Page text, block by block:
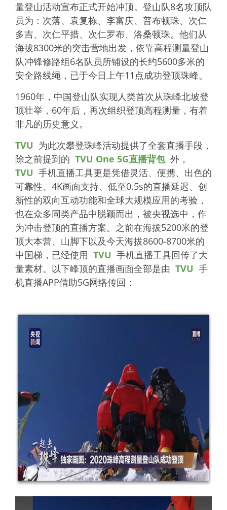
量登山活动宣布正式开始冲顶。登山队8名攻顶队
员为：次落、袁复栋、李富庆、普布顿珠、次仁
多吉、次仁平措、次仁罗布、洛桑顿珠。他们从
海拔8300米的突击营地出发，依靠高程测量登山
队冲锋修路组6名队员所铺设的长约5600多米的
安全路线绳，已于今日上午11点成功登顶珠峰。
1960年，中国登山队实现人类首次从珠峰北坡登
顶壮举，60年后，再次组织登顶高程测量，有着
非凡的历史意义。
TVU 为此次攀登珠峰活动提供了全套直播手段，
除之前提到的 TVU One 5G直播背包外，
TVU 手机直播工具更是凭借灵活、便携、出色的
可靠性、4K画面支持、低至0.5s的直播延迟、创
新性的双向互动功能和全球大规模应用的考验，
也在众多同类产品中脱颖而出，被央视选中，作
为冲击登顶的直播方案。之前在海拔5200米的登
顶大本营、山脚下以及今天海拔8600-8700米的
中国梯，已经使用 TVU 手机直播工具回传了大
量素材。以下峰顶的直播画面全部是由 TVU 手
机直播APP借助5G网络传回：